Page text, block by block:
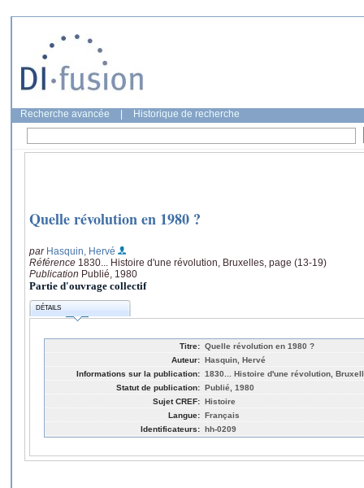
Recherche avancée Historique de recherche
Quelle révolution en 1980 ?
par Hasquin, Hervé
Référence 1830... Histoire d'une révolution, Bruxelles, page (13-19)
Publication Publié, 1980
Partie d'ouvrage collectif
DÉTAILS
Titre: Quelle révolution en 1980 ?
Auteur: Hasquin, Hervé
Informations sur la publication: 1830... Histoire d'une révolution,
Statut de publication: Publié, 1980
Sujet CREF: Histoire
Langue: Français
Identificateurs: hh-0209